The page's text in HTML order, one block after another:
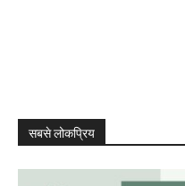
सबसे लोकप्रिय